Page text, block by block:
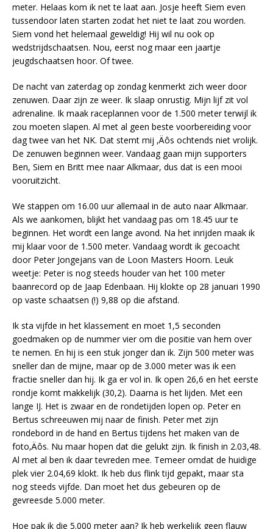
meter. Helaas kom ik net te laat aan. Josje heeft Siem even
tussendoor laten starten zodat het niet te laat zou worden.
Siem vond het helemaal geweldig! Hij wil nu ook op
wedstrijdschaatsen. Nou, eerst nog maar een jaartje
jeugdschaatsen hoor. Of twee.
De nacht van zaterdag op zondag kenmerkt zich weer door
zenuwen. Daar zijn ze weer. Ik slaap onrustig. Mijn lijf zit vol
adrenaline. Ik maak raceplannen voor de 1.500 meter terwijl ik
zou moeten slapen. Al met al geen beste voorbereiding voor
dag twee van het NK. Dat stemt mij ‚Äôs ochtends niet vrolijk.
De zenuwen beginnen weer. Vandaag gaan mijn supporters
Ben, Siem en Britt mee naar Alkmaar, dus dat is een mooi
vooruitzicht.
We stappen om 16.00 uur allemaal in de auto naar Alkmaar.
Als we aankomen, blijkt het vandaag pas om 18.45 uur te
beginnen. Het wordt een lange avond. Na het inrijden maak ik
mij klaar voor de 1.500 meter. Vandaag wordt ik gecoacht
door Peter Jongejans van de Loon Masters Hoorn. Leuk
weetje: Peter is nog steeds houder van het 100 meter
baanrecord op de Jaap Edenbaan. Hij klokte op 28 januari 1990
op vaste schaatsen (!) 9,88 op die afstand.
Ik sta vijfde in het klassement en moet 1,5 seconden
goedmaken op de nummer vier om die positie van hem over
te nemen. En hij is een stuk jonger dan ik. Zijn 500 meter was
sneller dan de mijne, maar op de 3.000 meter was ik een
fractie sneller dan hij. Ik ga er vol in. Ik open 26,6 en het eerste
rondje komt makkelijk (30,2). Daarna is het lijden. Met een
lange IJ. Het is zwaar en de rondetijden lopen op. Peter en
Bertus schreeuwen mij naar de finish. Peter met zijn
rondebord in de hand en Bertus tijdens het maken van de
foto‚Äôs. Nu maar hopen dat die gelukt zijn. Ik finish in 2.03,48.
Al met al ben ik daar tevreden mee. Temeer omdat de huidige
plek vier 2.04,69 klokt. Ik heb dus flink tijd gepakt, maar sta
nog steeds vijfde. Dan moet het dus gebeuren op de
gevreesde 5.000 meter.
Hoe pak ik die 5.000 meter aan? Ik heb werkelijk geen flauw